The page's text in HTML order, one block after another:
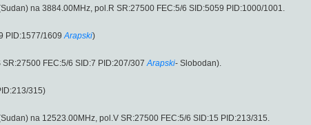
na 3884.00MHz, pol.R SR:27500 FEC:5/6 SID:5059 PID:1000/1001.
PID:1577/1609 Arapski)
FEC:5/6 SID:7 PID:207/307 Arapski- Slobodan).
315)
na 12523.00MHz, pol.V SR:27500 FEC:5/6 SID:15 PID:213/315.